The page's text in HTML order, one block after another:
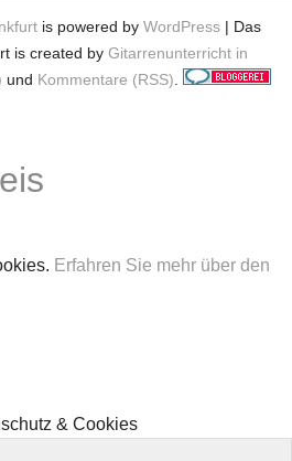
is powered by WordPress | Das
is created by Gitarrenunterricht in
und Kommentare (RSS)
Erfahren Sie mehr über den
& Cookies